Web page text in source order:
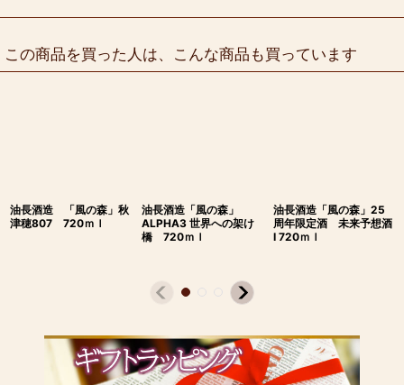
この商品を買った人は、こんな商品も買っています
油長酒造 「風の森」秋
津穂807 720ｍｌ
油長酒造「風の森」
ALPHA3 世界への架け
橋 720ｍｌ
油長酒造「風の森」25
周年限定酒 未来予想酒
I 720ｍｌ